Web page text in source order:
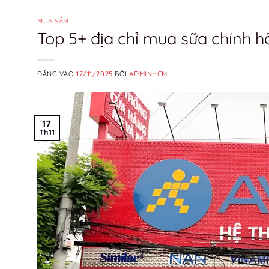
DỊCH VỤ
MUA SẮM
Top 5+ địa chỉ mua sữa chính
ĐĂNG VÀO17/11/2025 BỞIADMINHCM
17
Th11